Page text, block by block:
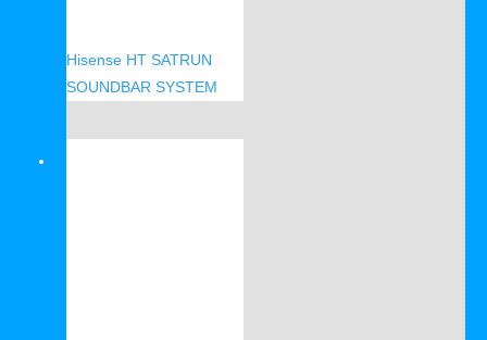
Hisense HT SATRUN
SOUNDBAR SYSTEM